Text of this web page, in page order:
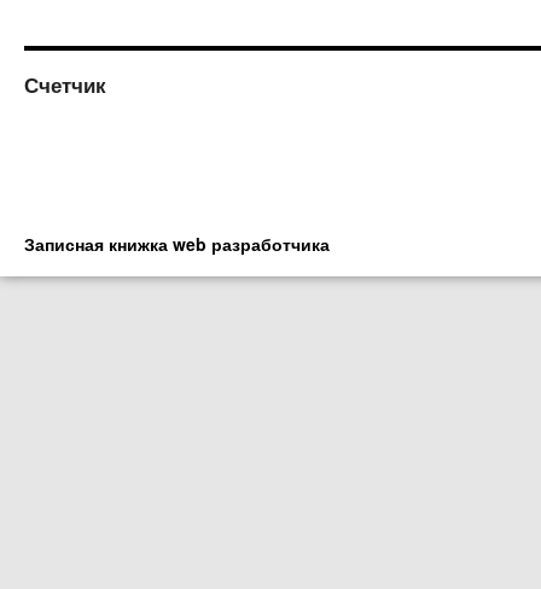
Счетчик
Записная книжка web разработчика